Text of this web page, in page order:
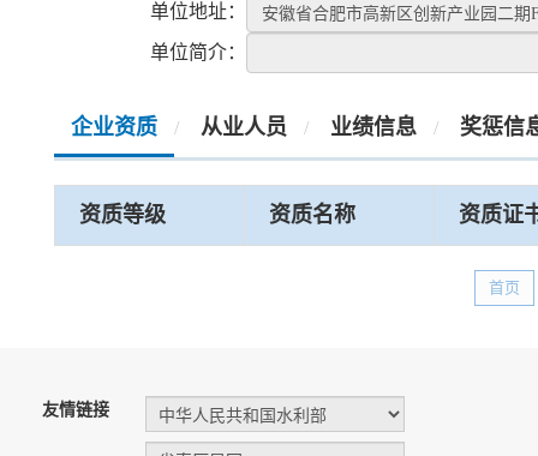
单位地址：
单位简介：
企业资质 / 从业人员 / 业绩信息 / 奖惩信
资质等级 资质名称 资质证
首页
友情链接